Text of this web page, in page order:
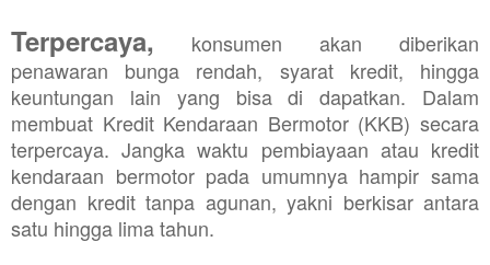
Terpercaya, konsumen akan diberikan
penawaran bunga rendah, syarat kredit, hingga
keuntungan lain yang bisa di dapatkan. Dalam
membuat Kredit Kendaraan Bermotor (KKB) secara
terpercaya. Jangka waktu pembiayaan atau kredit
kendaraan bermotor pada umumnya hampir sama
dengan kredit tanpa agunan, yakni berkisar antara
satu hingga lima tahun.